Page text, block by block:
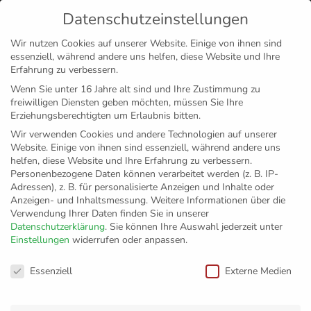
MENÜ
Disclaimer Impressum Datenschutz
Grundschule Schlier
Datenschutzeinstellungen
Wir nutzen Cookies auf unserer Website. Einige von ihnen sind
essenziell, während andere uns helfen, diese Website und Ihre
Erfahrung zu verbessern.
Wenn Sie unter 16 Jahre alt sind und Ihre Zustimmung zu
freiwilligen Diensten geben möchten, müssen Sie Ihre
Erziehungsberechtigten um Erlaubnis bitten.
Wir verwenden Cookies und andere Technologien auf unserer
Website. Einige von ihnen sind essenziell, während andere uns
helfen, diese Website und Ihre Erfahrung zu verbessern.
Personenbezogene Daten können verarbeitet werden (z. B. IP-
Adressen), z. B. für personalisierte Anzeigen und Inhalte oder
Anzeigen- und Inhaltsmessung. Weitere Informationen über die
Verwendung Ihrer Daten finden Sie in unserer
Datenschutzerklärung. Sie können Ihre Auswahl jederzeit unter
Einstellungen widerrufen oder anpassen.
Datenschutzeinstellungen
Essenziell Externe Medien